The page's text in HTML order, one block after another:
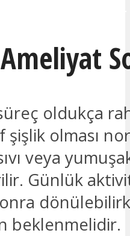
oldukça
olması
veya
Günlük
beklenmelidir.